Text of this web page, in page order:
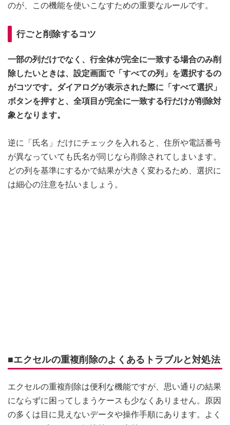
のが、この機能を使いこなすための重要なルールです。
行ごと削除するコツ
一部の列だけでなく、行全体が完全に一致する場合のみ削
除したいときは、設定画面で「すべての列」を選択するの
がコツです。ダイアログが表示された際に「すべて選択」
ボタンを押すと、全項目が完全に一致する行だけが削除対
象となります。
逆に「氏名」だけにチェックを入れると、住所や電話番号
が異なっていても氏名が同じなら削除されてしまいます。
どの列を基準にするかで結果が大きく変わるため、選択に
は細心の注意を払いましょう。
■エクセルの重複削除のよくあるトラブルと対処法
エクセルの重複削除は便利な機能ですが、思い通りの結果
にならずに困ってしまうケースも少なくありません。原因
の多くは目に見えないデータや操作手順にあります。よく